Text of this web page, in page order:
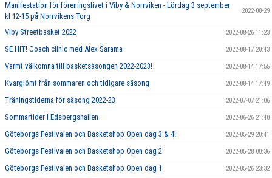
Manifestation för föreningslivet i Viby & Norrviken - Lördag 3 september
kl 12-15 på Norrvikens Torg
2022-08-29
Viby Streetbasket 2022 2022-08-26 11:23
SE HIT! Coach clinic med Alex Sarama 2022-08-17 20:43
Varmt välkomna till basketsäsongen 2022-2023! 2022-08-14 17:55
Kvarglömt från sommaren och tidigare säsong 2022-08-14 17:49
Träningstiderna för säsong 2022-23 2022-07-07 21:06
Sommartider i Edsbergshallen 2022-06-26 21:40
Göteborgs Festivalen och Basketshop Open dag 3 & 4! 2022-05-29 20:41
Göteborgs Festivalen och Basketshop Open dag 2 2022-05-28 00:36
Göteborgs Festivalen och Basketshop Open dag 1 2022-05-26 23:32